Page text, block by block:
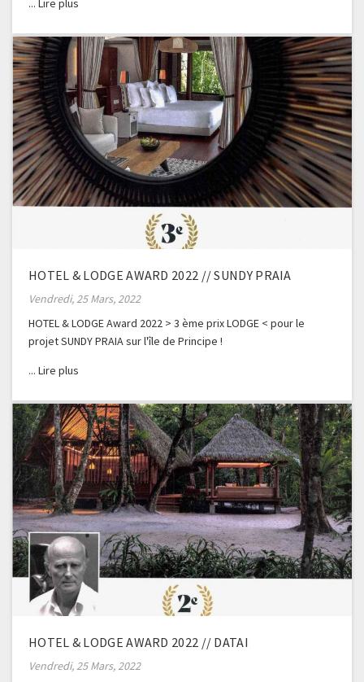
HOTEL & LODGE AWARD 2022 // SUNDY PRAIA
Vendredi, 25 Mars, 2022
HOTEL & LODGE Award 2022 > 3 ème prix LODGE < pour le
projet SUNDY PRAIA sur l'île de Principe !
HOTEL & LODGE AWARD 2022 // DATAI
Vendredi, 25 Mars, 2022